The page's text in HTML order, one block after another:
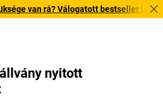
van rá? Válogatott bestseller
nyitott